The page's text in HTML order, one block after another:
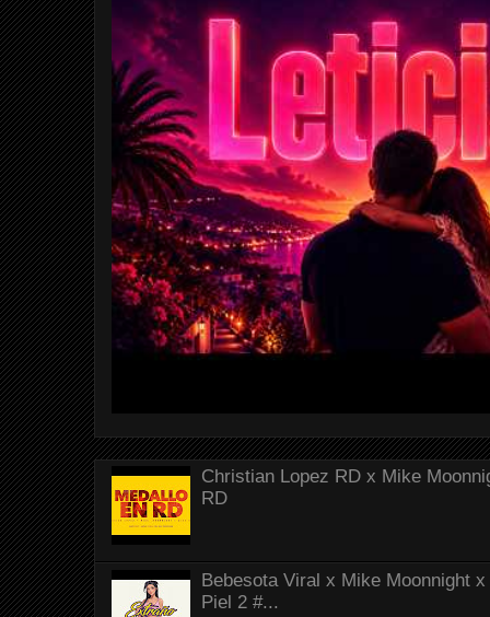
Christian Lopez RD x Mike
RD
Bebesota Viral x Mike Moonnight
Piel 2 #...